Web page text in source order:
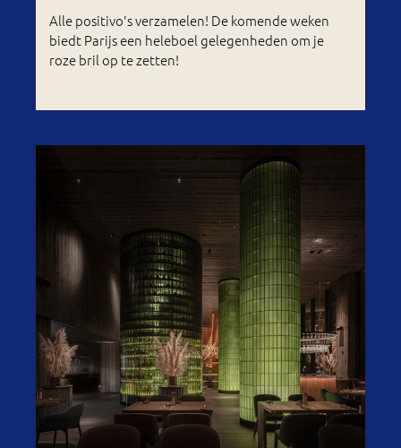
Alle positivo's verzamelen! De komende weken
biedt Parijs een heleboel gelegenheden om je
roze bril op te zetten!